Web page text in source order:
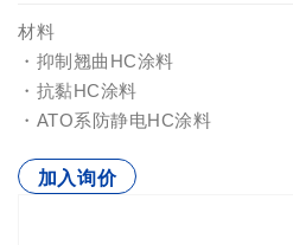
材料
・抑制翘曲HC涂料
・抗黏HC涂料
・ATO系防静电HC涂料
加入询价